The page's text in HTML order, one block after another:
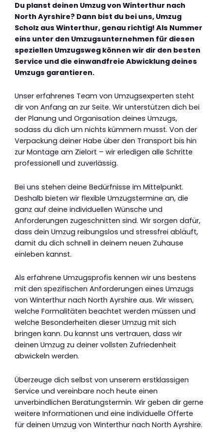
Du planst deinen Umzug von Winterthur nach
North Ayrshire? Dann bist du bei uns, Umzug
Scholz aus Winterthur, genau richtig! Als Nummer
eins unter den Umzugsunternehmen für diesen
speziellen Umzugsweg können wir dir den besten
Service und die einwandfreie Abwicklung deines
Umzugs garantieren.
Unser erfahrenes Team von Umzugsexperten steht
dir von Anfang an zur Seite. Wir unterstützen dich bei
der Planung und Organisation deines Umzugs,
sodass du dich um nichts kümmern musst. Von der
Verpackung deiner Habe über den Transport bis hin
zur Montage am Zielort – wir erledigen alle Schritte
professionell und zuverlässig.
Bei uns stehen deine Bedürfnisse im Mittelpunkt.
Deshalb bieten wir flexible Umzugstermine an, die
ganz auf deine individuellen Wünsche und
Anforderungen zugeschnitten sind. Wir sorgen dafür,
dass dein Umzug reibungslos und stressfrei abläuft,
damit du dich schnell in deinem neuen Zuhause
einleben kannst.
Als erfahrene Umzugsprofis kennen wir uns bestens
mit den spezifischen Anforderungen eines Umzugs
von Winterthur nach North Ayrshire aus. Wir wissen,
welche Formalitäten beachtet werden müssen und
welche Besonderheiten dieser Umzug mit sich
bringen kann. Du kannst uns vertrauen, dass wir
deinen Umzug zu deiner vollsten Zufriedenheit
abwickeln werden.
Überzeuge dich selbst von unserem erstklassigen
Service und vereinbare noch heute einen
unverbindlichen Beratungstermin. Wir geben dir gerne
weitere Informationen und eine individuelle Offerte
für deinen Umzug von Winterthur nach North Ayrshire.